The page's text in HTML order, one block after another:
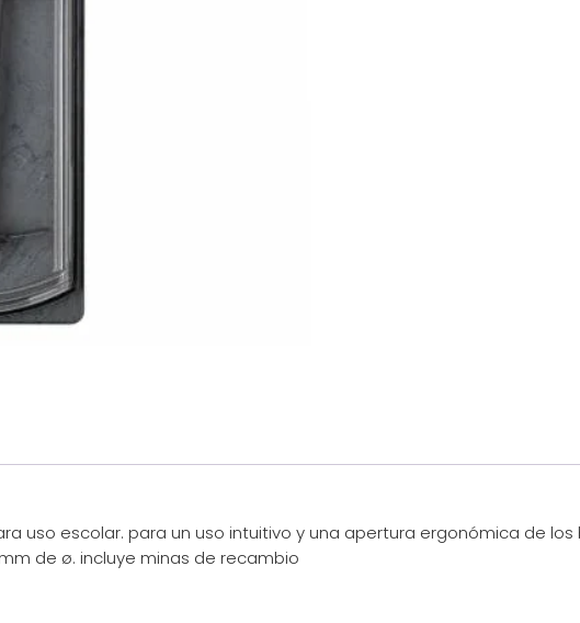
uso escolar. para un uso intuitivo y una apertura ergonómica de
de ø. incluye minas de recambio